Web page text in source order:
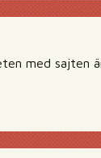
med sajten